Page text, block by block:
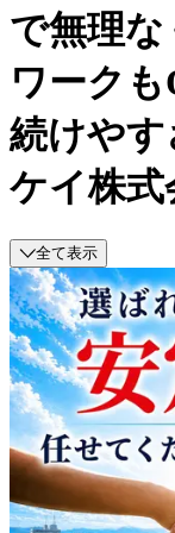
で無理
ワーク
続けやす
ケイ株式
全て表示